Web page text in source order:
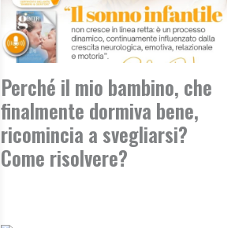
Perché il mio bambino, che
finalmente dormiva bene,
ricomincia a svegliarsi?
Come risolvere?